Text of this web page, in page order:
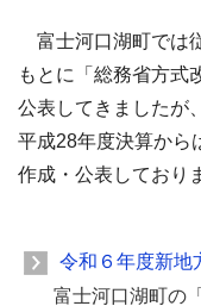
富士河口湖町では
もとに「総務省方式
公表してきましたが
平成28年度決算から
作成・公表しており
令和６年度新地
富士河口湖町の